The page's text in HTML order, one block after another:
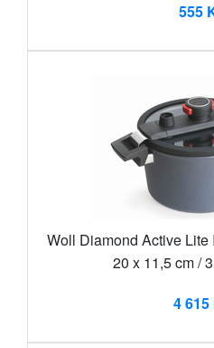
555
Woll Diamond Active
20 x 11,5 cm /
4